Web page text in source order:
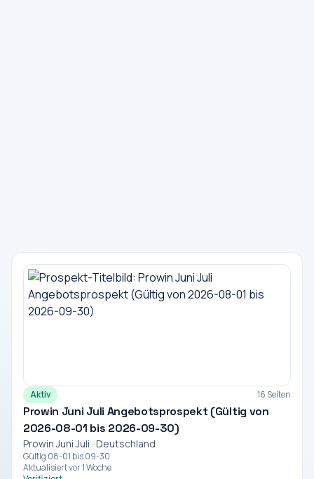
Aktiv 16 Seiten
Prowin Juni Juli Angebotsprospekt (Gültig von
2026-08-01 bis 2026-09-30)
Prowin Juni Juli · Deutschland
Gültig 08-01 bis 09-30
Aktualisiert vor 1 Woche